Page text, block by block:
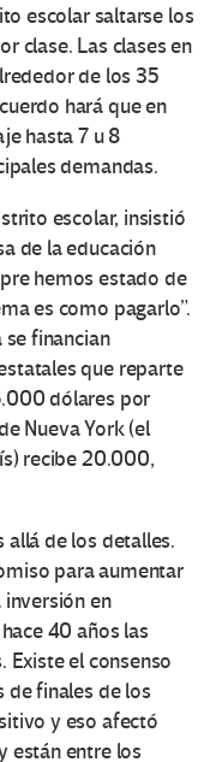
escolar saltarse los
clase. Las clases en
de los 35
hará que en
hasta 7 u 8
demandas.
escolar, insistió
de la educación
hemos estado de
es como pagarlo”.
se financian
que reparte
dólares por
Nueva York (el
recibe 20.000,
allá de los detalles.
para aumentar
en
40 años las
Existe el consenso
de finales de los
y eso afectó
están entre los